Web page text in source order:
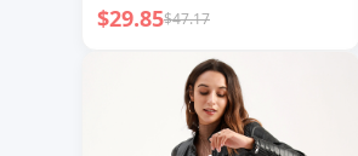
스 퀼팅 프린트 대비 색상 여성
코튼 재킷
$29.85$47.17